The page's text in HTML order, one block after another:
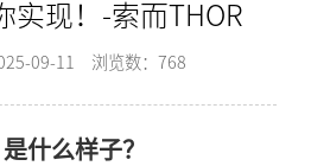
实现！-索而THOR
09-11 浏览数：768
什么样子？